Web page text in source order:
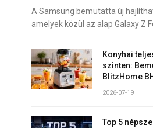
A Samsung bemutatta új
amelyek közül az alap Galaxy Z
Konyhai
szinten:
BlitzHome
2026-07-19
Top 5